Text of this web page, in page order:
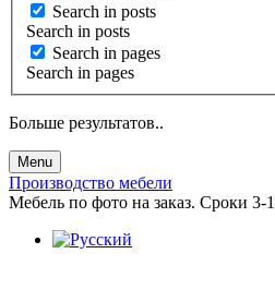
Search in posts
Search in posts
Search in pages
Search in pages
Больше результатов..
Menu
Производство мебели
Мебель по фото на заказ. Сроки 3-